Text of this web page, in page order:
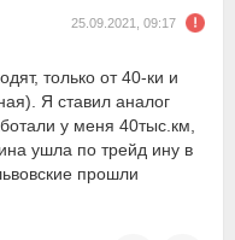
25.09.2021, 09:17
только от 40-ки и
Я ставил аналог
у меня 40тыс.км,
ушла по трейд ину в
прошли